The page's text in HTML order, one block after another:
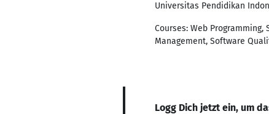
Universitas Pendidikan
Courses: Web
Management, Software
Logg Dich jetzt ein, um